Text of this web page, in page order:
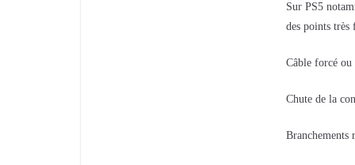
Sur PS5
des points très
Câble forcé ou
Chute de la
Branchements